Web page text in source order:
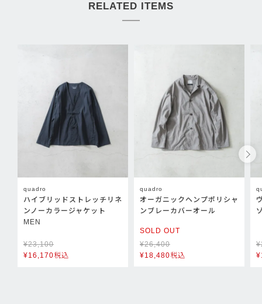
RELATED ITEMS
quadro
ハイブリッドストレッチリネ
ンノーカラージャケット
MEN
¥23,100
¥16,170税込
quadro
オーガニックヘンプポリシャ
ンブレーカバーオール
SOLD OUT
¥26,400
¥18,480税込
¥
¥